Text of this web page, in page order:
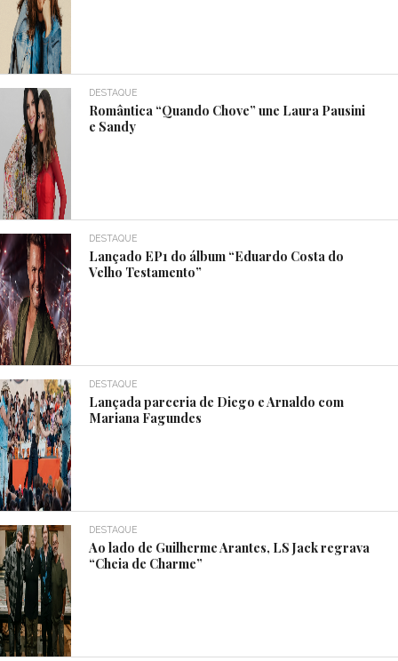
DESTAQUE
Romântica “Quando Chove” une Laura Pausini
e Sandy
DESTAQUE
Lançado EP1 do álbum “Eduardo Costa do
Velho Testamento”
DESTAQUE
Lançada parceria de Diego e Arnaldo com
Mariana Fagundes
DESTAQUE
Ao lado de Guilherme Arantes, LS Jack regrava
“Cheia de Charme”